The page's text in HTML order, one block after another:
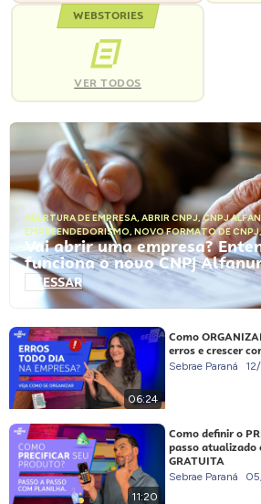
WEBSTORIES
VER TODOS
ABERTURA DE EMPRESA, ABRIR CNPJ,CNPJ
EMPREENDEDORISMO, NOVO FORMATO DE CNPJ
Vai abrir uma empresa?
funciona o novo CNPJ
ACESSAR
06:24
Como
erros e crescer
Sebrae Paraná
11:20
Como definir o
passo atualizado
GRATUITA
Sebrae Paraná